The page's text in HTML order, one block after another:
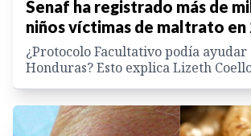
Senaf ha registrado más de
niños víctimas de maltrato en
¿Protocolo Facultativo podía ayudar
Honduras? Esto explica Lizeth